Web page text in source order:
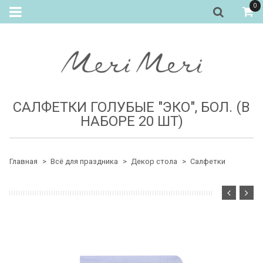
0
САЛФЕТКИ ГОЛУБЫЕ "ЭКО", БОЛ. (В
НАБОРЕ 20 ШТ)
Главная Всё для праздника Декор стола Салфетки